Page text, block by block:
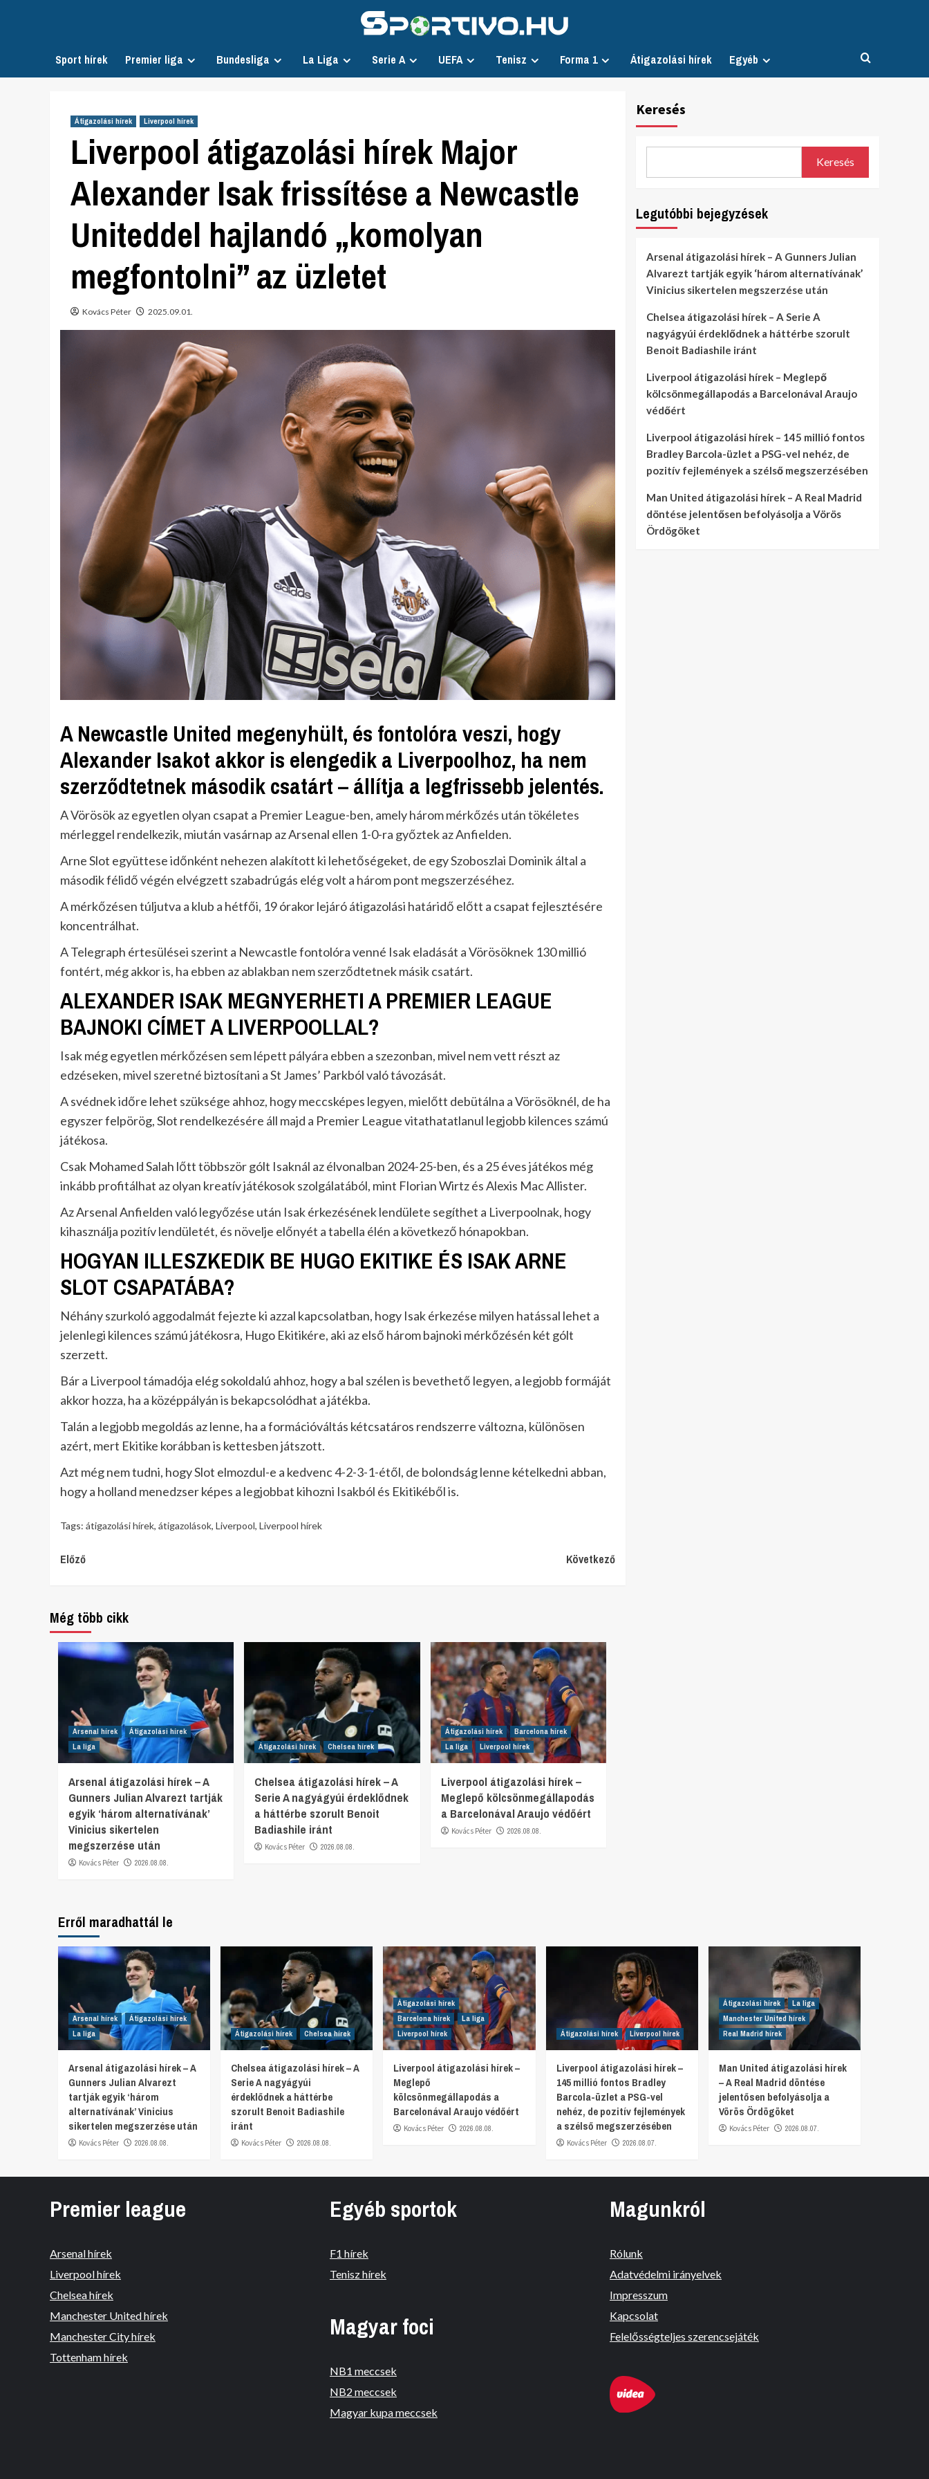
Sport hírek Premier liga Bundesliga La Liga Serie A UEFA Tenisz Forma 1 Átigazolási hírek Egyéb
Átigazolási hírek Liverpool hírek
Liverpool átigazolási hírek Major
Alexander Isak frissítése a Newcastle
Uniteddel hajlandó „komolyan
megfontolni” az üzletet
Kovács Péter 2025.09.01.
A Newcastle United megenyhült, és fontolóra veszi, hogy
Alexander Isakot akkor is elengedik a Liverpoolhoz, ha nem
szerződtetnek második csatárt – állítja a legfrissebb jelentés.
A Vörösök az egyetlen olyan csapat a Premier League-ben, amely három mérkőzés után tökéletes
mérleggel rendelkezik, miután vasárnap az Arsenal ellen 1-0-ra győztek az Anfielden.
Arne Slot együttese időnként nehezen alakított ki lehetőségeket, de egy Szoboszlai Dominik által a
második félidő végén elvégzett szabadrúgás elég volt a három pont megszerzéséhez.
A mérkőzésen túljutva a klub a hétfői, 19 órakor lejáró átigazolási határidő előtt a csapat fejlesztésére
koncentrálhat.
A Telegraph értesülései szerint a Newcastle fontolóra venné Isak eladását a Vörösöknek 130 millió
fontért, még akkor is, ha ebben az ablakban nem szerződtetnek másik csatárt.
ALEXANDER ISAK MEGNYERHETI A PREMIER LEAGUE
BAJNOKI CÍMET A LIVERPOOLLAL?
Isak még egyetlen mérkőzésen sem lépett pályára ebben a szezonban, mivel nem vett részt az
edzéseken, mivel szeretné biztosítani a St James’ Parkból való távozását.
A svédnek időre lehet szüksége ahhoz, hogy meccsképes legyen, mielőtt debütálna a Vörösöknél, de ha
egyszer felpörög, Slot rendelkezésére áll majd a Premier League vitathatatlanul legjobb kilences számú
játékosa.
Csak Mohamed Salah lőtt többször gólt Isaknál az élvonalban 2024-25-ben, és a 25 éves játékos még
inkább profitálhat az olyan kreatív játékosok szolgálatából, mint Florian Wirtz és Alexis Mac Allister.
Az Arsenal Anfielden való legyőzése után Isak érkezésének lendülete segíthet a Liverpoolnak, hogy
kihasználja pozitív lendületét, és növelje előnyét a tabella élén a következő hónapokban.
HOGYAN ILLESZKEDIK BE HUGO EKITIKE ÉS ISAK ARNE
SLOT CSAPATÁBA?
Néhány szurkoló aggodalmát fejezte ki azzal kapcsolatban, hogy Isak érkezése milyen hatással lehet a
jelenlegi kilences számú játékosra, Hugo Ekitikére, aki az első három bajnoki mérkőzésén két gólt
szerzett.
Bár a Liverpool támadója elég sokoldalú ahhoz, hogy a bal szélen is bevethető legyen, a legjobb formáját
akkor hozza, ha a középpályán is bekapcsolódhat a játékba.
Talán a legjobb megoldás az lenne, ha a formációváltás kétcsatáros rendszerre változna, különösen
azért, mert Ekitike korábban is kettesben játszott.
Azt még nem tudni, hogy Slot elmozdul-e a kedvenc 4-2-3-1-étől, de bolondság lenne kételkedni abban,
hogy a holland menedzser képes a legjobbat kihozni Isakból és Ekitikéből is.
Tags: átigazolási hírek, átigazolások, Liverpool, Liverpool hírek
Continue
Előző Következő
Még több cikk
Arsenal hírek
Átigazolási hírek
La liga
Arsenal átigazolási hírek – A
Gunners Julian Alvarezt tartják
egyik ‘három alternatívának’
Vinicius sikertelen
megszerzése után
Kovács Péter 2026.08.08.
Átigazolási hírek Chelsea hírek
Chelsea átigazolási hírek – A
Serie A nagyágyúi érdeklődnek
a háttérbe szorult Benoit
Badiashile iránt
Kovács Péter 2026.08.08.
Átigazolási hírek
Barcelona hírek
La liga
Liverpool hírek
Liverpool átigazolási hírek –
Meglepő kölcsönmegállapodás
a Barcelonával Araujo védőért
Kovács Péter 2026.08.08.
Keresés
Keresés
Legutóbbi bejegyzések
Arsenal átigazolási hírek – A Gunners Julian
Alvarezt tartják egyik ‘három alternatívának’
Vinicius sikertelen megszerzése után
Chelsea átigazolási hírek – A Serie A
nagyágyúi érdeklődnek a háttérbe szorult
Benoit Badiashile iránt
Liverpool átigazolási hírek – Meglepő
kölcsönmegállapodás a Barcelonával Araujo
védőért
Liverpool átigazolási hírek – 145 millió fontos
Bradley Barcola-üzlet a PSG-vel nehéz, de
pozitív fejlemények a szélső megszerzésében
Man United átigazolási hírek – A Real Madrid
döntése jelentősen befolyásolja a Vörös
Ördögöket
Erről maradhattál le
Arsenal hírek
Átigazolási hírek
La liga
Arsenal átigazolási hírek – A
Gunners Julian Alvarezt
tartják egyik ‘három
alternatívának’ Vinicius
sikertelen megszerzése után
Kovács Péter 2026.08.08.
Átigazolási hírek Chelsea hírek
Chelsea átigazolási hírek – A
Serie A nagyágyúi
érdeklődnek a háttérbe
szorult Benoit Badiashile
iránt
Kovács Péter 2026.08.08.
Átigazolási hírek
Barcelona hírek
La liga
Liverpool hírek
Liverpool átigazolási hírek –
Meglepő
kölcsönmegállapodás a
Barcelonával Araujo védőért
Kovács Péter 2026.08.08.
Átigazolási hírek Liverpool hírek
Liverpool átigazolási hírek –
145 millió fontos Bradley
Barcola-üzlet a PSG-vel
nehéz, de pozitív fejlemények
a szélső megszerzésében
Kovács Péter 2026.08.07.
Átigazolási hírek
La liga
Manchester United hírek
Real Madrid hírek
Man United átigazolási hírek
– A Real Madrid döntése
jelentősen befolyásolja a
Vörös Ördögöket
Kovács Péter 2026.08.07.
Premier league
Arsenal hírek
Liverpool hírek
Chelsea hírek
Manchester United hírek
Manchester City hírek
Tottenham hírek
Egyéb sportok
F1 hírek
Tenisz hírek
Magyar foci
NB1 meccsek
NB2 meccsek
Magyar kupa meccsek
Magunkról
Rólunk
Adatvédelmi irányelvek
Impresszum
Kapcsolat
Felelősségteljes szerencsejáték